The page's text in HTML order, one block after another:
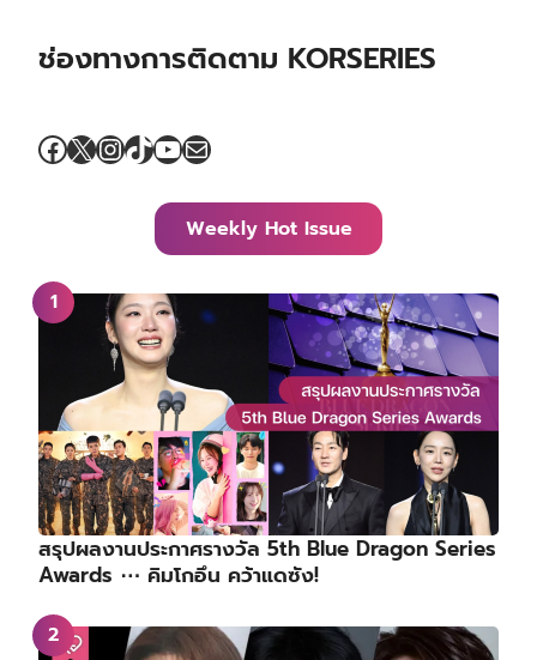
ช่องทางการติดตาม KORSERIES
Facebook
X Instagram
TikTok
YouTube
Mail
Weekly Hot Issue
สรุปผลงานประกาศรางวัล 5th Blue Dragon Series
Awards ⋯ คิมโกอึน คว้าแดซัง!